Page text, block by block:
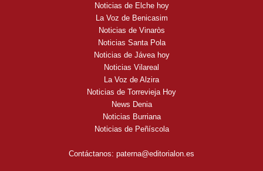
Noticias de Elche hoy
La Voz de Benicasim
Noticias de Vinaròs
Noticias Santa Pola
Noticias de Jávea hoy
Noticias Vilareal
La Voz de Alzira
Noticias de Torrevieja Hoy
News Denia
Noticias Burriana
Noticias de Peñíscola
Contáctanos: paterna@editorialon.es